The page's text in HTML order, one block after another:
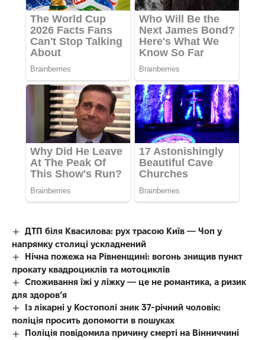
ДТП біля Квасилова: рух трасою Київ — Чоп у
напрямку столиці ускладнений
Нічна пожежа на Рівненщині: вогонь знищив пункт
прокату квадроциклів та мотоциклів
Споживання їжі у ліжку — це не романтика, а ризик
для здоров’я
Із лікарні у Костополі зник 37-річний чоловік:
поліція просить допомогти в пошуках
Поліція повідомила причину смерті на Вінниччині